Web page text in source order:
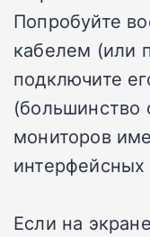
Попробуйте
кабелем (или
подключите
мониторов
Если на